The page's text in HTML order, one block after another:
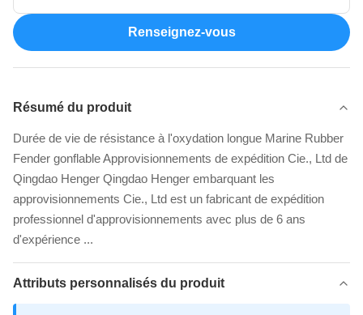
Renseignez-vous
Résumé du produit
Durée de vie de résistance à l'oxydation longue Marine Rubber
Fender gonflable Approvisionnements de expédition Cie., Ltd de
Qingdao Henger Qingdao Henger embarquant les
approvisionnements Cie., Ltd est un fabricant de expédition
professionnel d'approvisionnements avec plus de 6 ans
d'expérience ...
Attributs personnalisés du produit